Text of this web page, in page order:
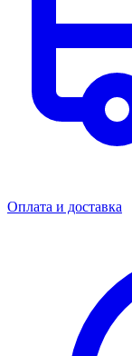
Оплата и доставка